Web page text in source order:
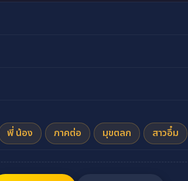
พี่ น้อง ภาคต่อ มุขตลก สาวอึ๋ม